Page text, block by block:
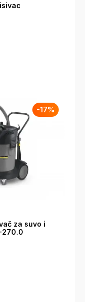
-17%
za suvo i
270.0